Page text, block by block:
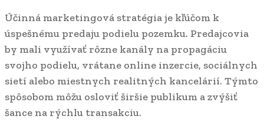
Účinná marketingová stratégia je kľúčom k
úspešnému predaju podielu pozemku. Predajcovia
by mali využívať rôzne kanály na propagáciu
svojho podielu, vrátane online inzercie, sociálnych
sietí alebo miestnych realitných kancelárií. Týmto
spôsobom môžu osloviť širšie publikum a zvýšiť
šance na rýchlu transakciu.